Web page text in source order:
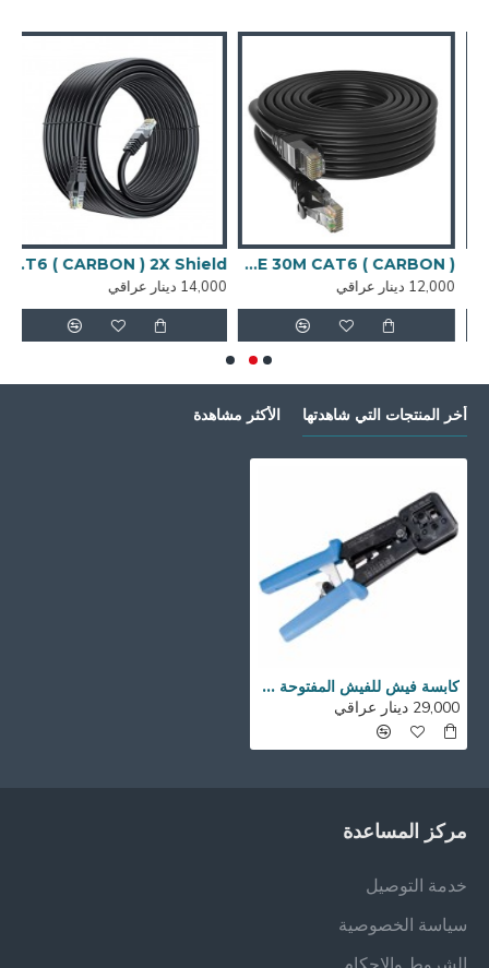
CABLE 30M CAT6 ( CARBON )
12,000 دينار عراقي
CABLE 30M CAT6 ( CARBON ) 2X Shield
14,000 دينار عراقي
أخر المنتجات التي شاهدتها الأكثر مشاهدة
كابسة فيش للفيش المفتوحة - MORREL
29,000 دينار عراقي
مركز المساعدة
خدمة التوصيل
سياسة الخصوصية